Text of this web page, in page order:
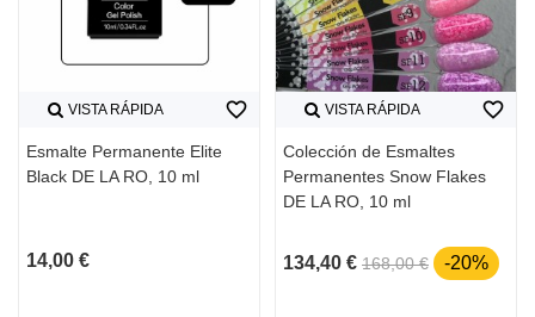
VISTA RÁPIDA
Esmalte Permanente Elite
Black DE LA RO, 10 ml
14,00 €
favorite_border VISTA RÁPIDA
Colección de Esmaltes
Permanentes Snow Flakes
DE LA RO, 10 ml
134,40 € 168,00 € -20%
favorite_border